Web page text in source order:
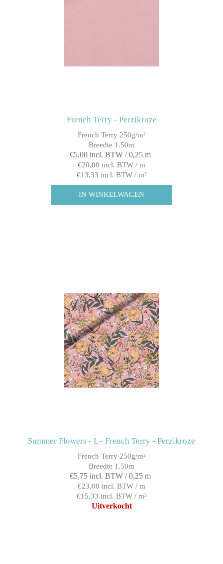
French Terry - Perzikroze
French Terry 250g/m²
Breedte 1.50m
€5,00 incl. BTW / 0,25 m
€20,00 incl. BTW / m
€13,33 incl. BTW / m²
Summer Flowers - L - French Terry - Perzikroze
French Terry 250g/m²
Breedte 1.50m
€5,75 incl. BTW / 0,25 m
€23,00 incl. BTW / m
€15,33 incl. BTW / m²
Uitverkocht